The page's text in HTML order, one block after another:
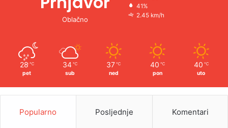
Oblačno
41%
2.45 km/h
28 ℃
pet
34 ℃
sub
37 ℃
ned
40 ℃
pon
40 ℃
uto
Popularno Posljednje Komentari